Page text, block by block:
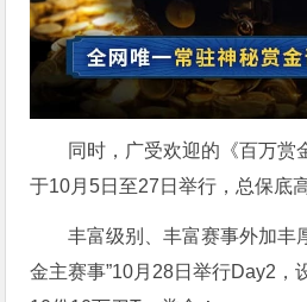
同时，广受欢迎的《百万赏
于10月5日至27日举行，总保底
丰富级别、丰富赛事外加丰
金主赛事”10月28日举行Day2，